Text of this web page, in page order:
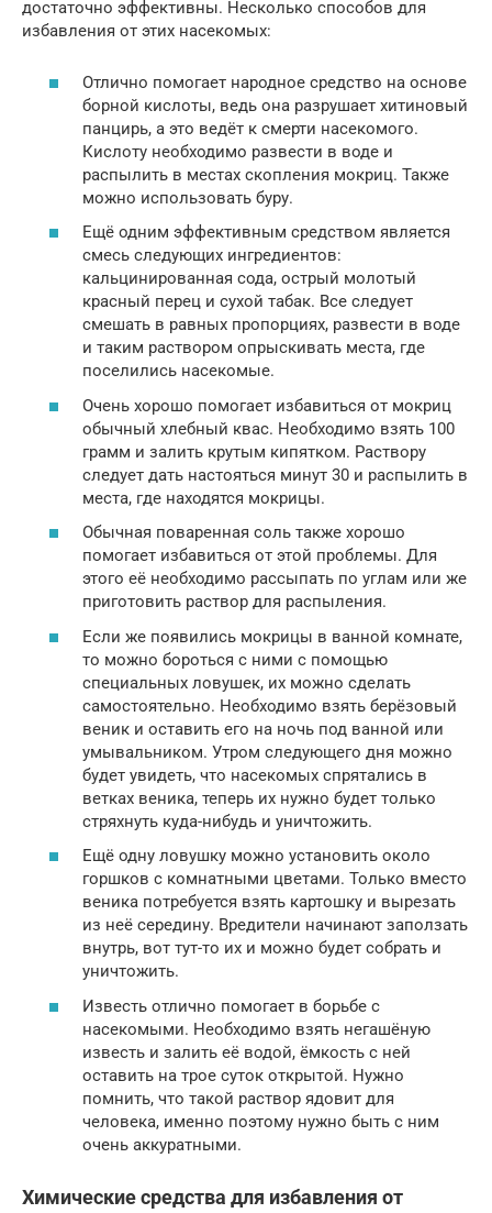
достаточно эффективны. Несколько способов для
избавления от этих насекомых:
Отлично помогает народное средство на основе
борной кислоты, ведь она разрушает хитиновый
панцирь, а это ведёт к смерти насекомого.
Кислоту необходимо развести в воде и
распылить в местах скопления мокриц. Также
можно использовать буру.
Ещё одним эффективным средством является
смесь следующих ингредиентов:
кальцинированная сода, острый молотый
красный перец и сухой табак. Все следует
смешать в равных пропорциях, развести в воде
и таким раствором опрыскивать места, где
поселились насекомые.
Очень хорошо помогает избавиться от мокриц
обычный хлебный квас. Необходимо взять 100
грамм и залить крутым кипятком. Раствору
следует дать настояться минут 30 и распылить в
места, где находятся мокрицы.
Обычная поваренная соль также хорошо
помогает избавиться от этой проблемы. Для
этого её необходимо рассыпать по углам или же
приготовить раствор для распыления.
Если же появились мокрицы в ванной комнате,
то можно бороться с ними с помощью
специальных ловушек, их можно сделать
самостоятельно. Необходимо взять берёзовый
веник и оставить его на ночь под ванной или
умывальником. Утром следующего дня можно
будет увидеть, что насекомых спрятались в
ветках веника, теперь их нужно будет только
стряхнуть куда-нибудь и уничтожить.
Ещё одну ловушку можно установить около
горшков с комнатными цветами. Только вместо
веника потребуется взять картошку и вырезать
из неё середину. Вредители начинают заползать
внутрь, вот тут-то их и можно будет собрать и
уничтожить.
Известь отлично помогает в борьбе с
насекомыми. Необходимо взять негашёную
известь и залить её водой, ёмкость с ней
оставить на трое суток открытой. Нужно
помнить, что такой раствор ядовит для
человека, именно поэтому нужно быть с ним
очень аккуратными.
Химические средства для избавления от